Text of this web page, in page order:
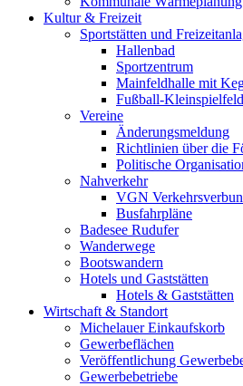
Kultur & Freizeit
Sportstätten und
Hallenbad
Sportzentrum
Mainfeldhalle mit
Fußball-Kleinspielfeld
Vereine
Änderungsmeldung
Richtlinien über die
Politische
Nahverkehr
VGN
Busfahrpläne
Badesee Rudufer
Wanderwege
Bootswandern
Hotels und Gaststätten
Hotels & Gaststätten
Wirtschaft & Standort
Michelauer Einkaufskorb
Gewerbeflächen
Veröffentlichung
Gewerbebetriebe